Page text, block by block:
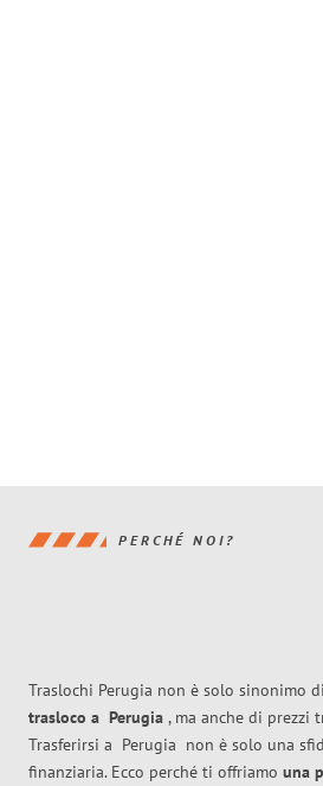
PERCHÉ NOI?
Traslochi Perugia non è solo sinonimo di
trasloco a Perugia , ma anche di prezzi
Trasferirsi a Perugia non è solo una
finanziaria. Ecco perché ti offriamo una